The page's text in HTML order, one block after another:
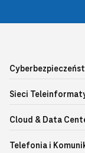
Sieci
Cloud & Data
Telefonia i